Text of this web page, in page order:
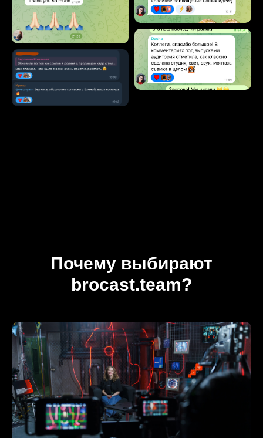
Почему выбирают
brocast.team?